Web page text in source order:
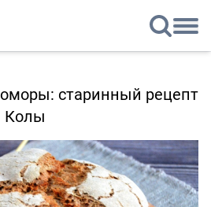
старинный рецепт
Колы